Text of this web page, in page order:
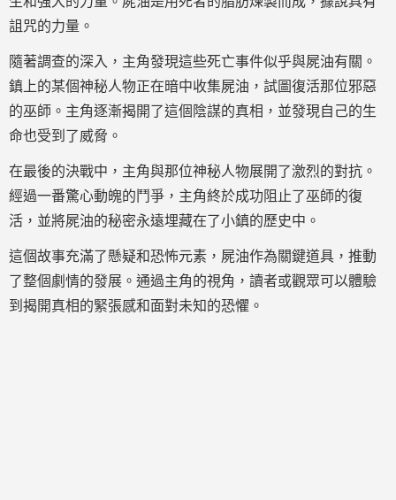
詛咒的力量。
隨著調查的深入，主角發現這些死亡事件似乎與屍油有關。
鎮上的某個神秘人物正在暗中收集屍油，試圖復活那位邪惡
的巫師。主角逐漸揭開了這個陰謀的真相，並發現自己的生
命也受到了威脅。
在最後的決戰中，主角與那位神秘人物展開了激烈的對抗。
經過一番驚心動魄的鬥爭，主角終於成功阻止了巫師的復
活，並將屍油的秘密永遠埋藏在了小鎮的歷史中。
這個故事充滿了懸疑和恐怖元素，屍油作為關鍵道具，推動
了整個劇情的發展。通過主角的視角，讀者或觀眾可以體驗
到揭開真相的緊張感和面對未知的恐懼。